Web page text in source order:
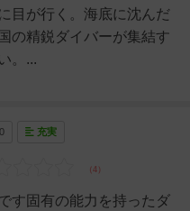
目が行く。海底に沈んだ
の精鋭ダイバーが集結す
。...
0 充実
す固有の能力を持ったダ